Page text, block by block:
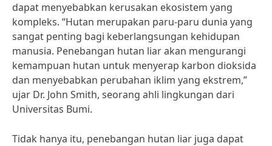
dapat menyebabkan kerusakan ekosistem yang
kompleks. “Hutan merupakan paru-paru dunia yang
sangat penting bagi keberlangsungan kehidupan
manusia. Penebangan hutan liar akan mengurangi
kemampuan hutan untuk menyerap karbon dioksida
dan menyebabkan perubahan iklim yang ekstrem,”
ujar Dr. John Smith, seorang ahli lingkungan dari
Universitas Bumi.
Tidak hanya itu, penebangan hutan liar juga dapat